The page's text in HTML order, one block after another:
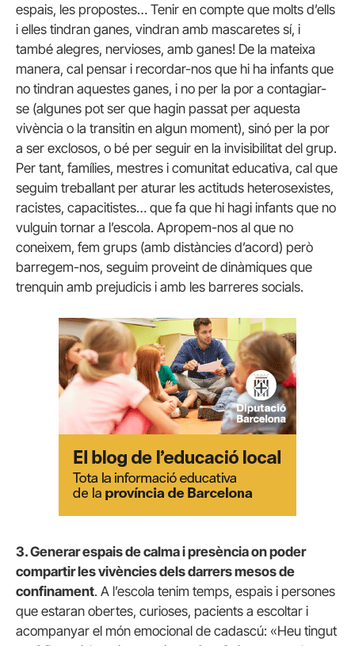
espais, les propostes… Tenir en compte que molts d’ells
i elles tindran ganes, vindran amb mascaretes sí, i
també alegres, nervioses, amb ganes! De la mateixa
manera, cal pensar i recordar-nos que hi ha infants que
no tindran aquestes ganes, i no per la por a contagiar-
se (algunes pot ser que hagin passat per aquesta
vivència o la transitin en algun moment), sinó per la por
a ser exclosos, o bé per seguir en la invisibilitat del grup.
Per tant, famílies, mestres i comunitat educativa, cal que
seguim treballant per aturar les actituds heterosexistes,
racistes, capacitistes… que fa que hi hagi infants que no
vulguin tornar a l’escola. Apropem-nos al que no
coneixem, fem grups (amb distàncies d’acord) però
barregem-nos, seguim proveint de dinàmiques que
trenquin amb prejudicis i amb les barreres socials.
3. Generar espais de calma i presència on poder
compartir les vivències dels darrers mesos de
confinament. A l’escola tenim temps, espais i persones
que estaran obertes, curioses, pacients a escoltar i
acompanyar el món emocional de cadascú: «Heu tingut